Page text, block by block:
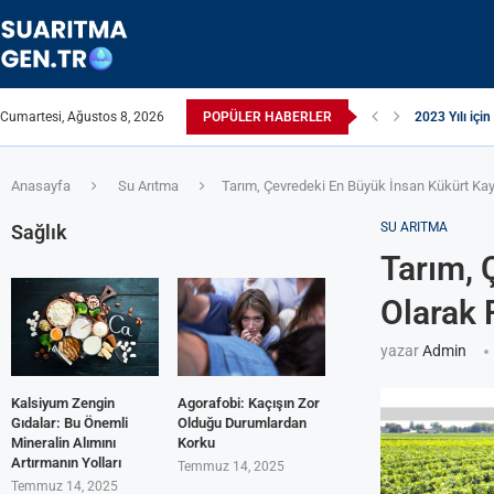
Cumartesi, Ağustos 8, 2026 POPÜLER HABERLER Suyun TDS
Anasayfa Su Arıtma Tarım, Çevredeki En Büyük İnsan Kükürt
SU ARITMA
Tarım,
Olarak
yazarAdmin
Sağlık
Kalsiyum Zengin
Gıdalar: Bu Önemli
Mineralin Alımını
Artırmanın Yolları
Temmuz 14, 2025
Agorafobi: Kaçışın Zor
Olduğu Durumlardan
Korku
Temmuz 14, 2025